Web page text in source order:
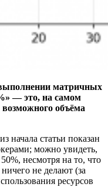
матричных
— это, на самом
объёма
начала статьи показан
можно увидеть,
несмотря на то, что
не делают (за
ресурсов